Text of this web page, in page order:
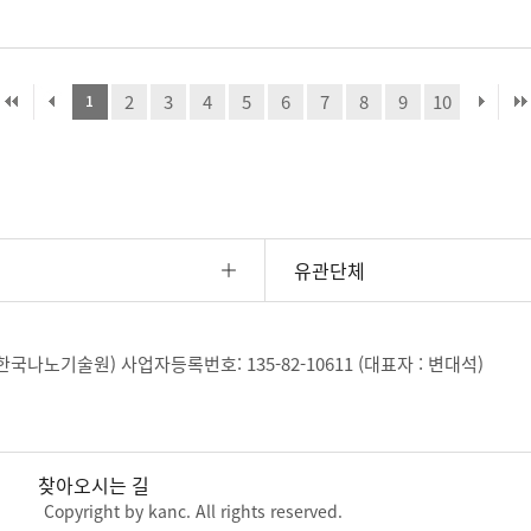
1 2 3 4 5 6 7 8 9 10
유관단체
국나노기술원) 사업자등록번호: 135-82-10611 (대표자 : 변대석)
찾아오시는 길
Copyright by kanc. All rights reserved.